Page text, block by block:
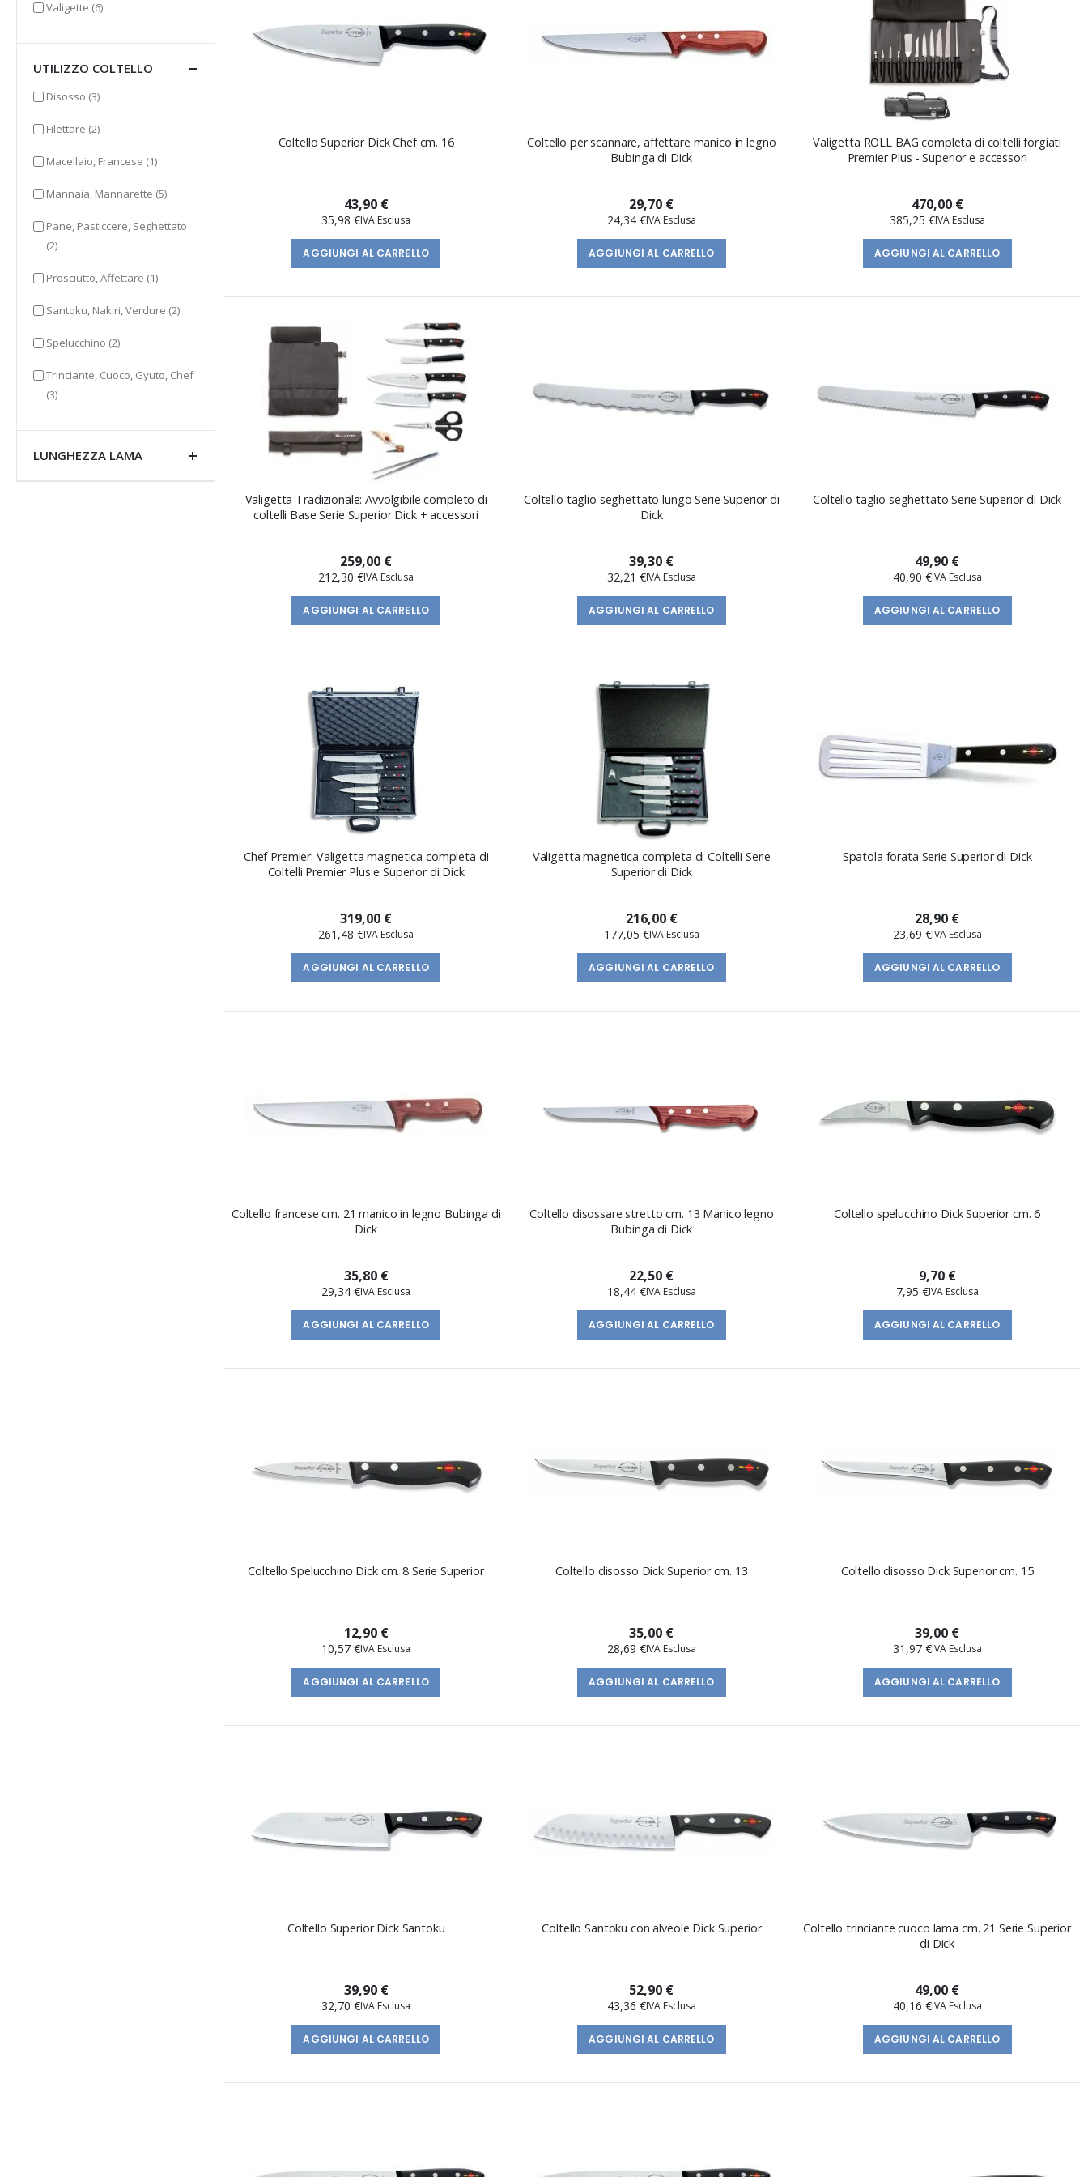
Coltello Superior Dick Chef cm. 16
43,90 €
35,98 €
AGGIUNGI AL CARRELLO
Coltello per scannare, affettare manico in legno
Bubinga di Dick
29,70 €
24,34 €
AGGIUNGI AL CARRELLO
Valigetta ROLL BAG completa di coltelli forgiati
Premier Plus - Superior e accessori
470,00 €
385,25 €
AGGIUNGI AL CARRELLO
Valigetta Tradizionale: Avvolgibile completo di
coltelli Base Serie Superior Dick + accessori
259,00 €
212,30 €
AGGIUNGI AL CARRELLO
Coltello taglio seghettato lungo Serie Superior di
Dick
39,30 €
32,21 €
AGGIUNGI AL CARRELLO
Coltello taglio seghettato Serie Superior di Dick
49,90 €
40,90 €
AGGIUNGI AL CARRELLO
Chef Premier: Valigetta magnetica completa di
Coltelli Premier Plus e Superior di Dick
319,00 €
261,48 €
AGGIUNGI AL CARRELLO
Valigetta magnetica completa di Coltelli Serie
Superior di Dick
216,00 €
177,05 €
AGGIUNGI AL CARRELLO
Spatola forata Serie Superior di Dick
28,90 €
23,69 €
AGGIUNGI AL CARRELLO
Coltello francese cm. 21 manico in legno Bubinga di
Dick
35,80 €
29,34 €
AGGIUNGI AL CARRELLO
Coltello disossare stretto cm. 13 Manico legno
Bubinga di Dick
22,50 €
18,44 €
AGGIUNGI AL CARRELLO
Coltello spelucchino Dick Superior cm. 6
9,70 €
7,95 €
AGGIUNGI AL CARRELLO
Coltello Spelucchino Dick cm. 8 Serie Superior
12,90 €
10,57 €
AGGIUNGI AL CARRELLO
Coltello disosso Dick Superior cm. 13
35,00 €
28,69 €
AGGIUNGI AL CARRELLO
Coltello disosso Dick Superior cm. 15
39,00 €
31,97 €
AGGIUNGI AL CARRELLO
Coltello Superior Dick Santoku
39,90 €
32,70 €
AGGIUNGI AL CARRELLO
Coltello Santoku con alveole Dick Superior
52,90 €
43,36 €
AGGIUNGI AL CARRELLO
Coltello trinciante cuoco lama cm. 21 Serie Superior
di Dick
49,00 €
40,16 €
AGGIUNGI AL CARRELLO
Valigette (6)elementi
UTILIZZO COLTELLO
Disosso (3)elementi
Filettare (2)elementi
Macellaio, Francese (1)elemento
Mannaia, Mannarette (5)elementi
Pane, Pasticcere, Seghettato
(2)elementi
Prosciutto, Affettare (1)elemento
Santoku, Nakiri, Verdure (2)elementi
Spelucchino (2)elementi
Trinciante, Cuoco, Gyuto, Chef
(3)elementi
LUNGHEZZA LAMA